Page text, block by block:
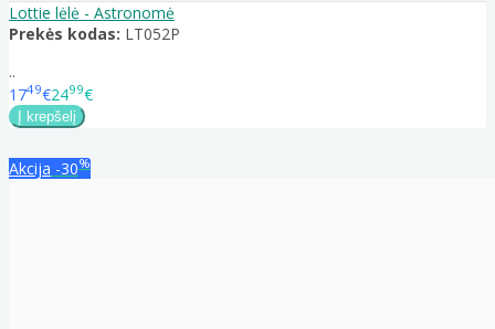
Lottie lėlė - Astronomė
Prekės kodas: LT052P
..
1749€2499€
Akcija -30%